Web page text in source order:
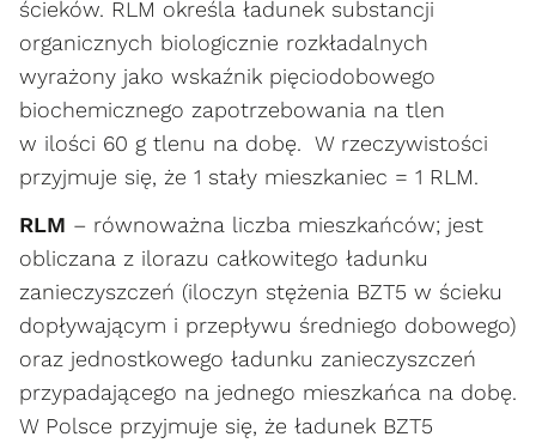
ścieków. RLM określa ładunek substancji
organicznych biologicznie rozkładalnych
wyrażony jako wskaźnik pięciodobowego
biochemicznego zapotrzebowania na tlen
w ilości 60 g tlenu na dobę. W rzeczywistości
przyjmuje się, że 1 stały mieszkaniec = 1 RLM.
RLM – równoważna liczba mieszkańców; jest
obliczana z ilorazu całkowitego ładunku
zanieczyszczeń (iloczyn stężenia BZT5 w ścieku
dopływającym i przepływu średniego dobowego)
oraz jednostkowego ładunku zanieczyszczeń
przypadającego na jednego mieszkańca na dobę.
W Polsce przyjmuje się, że ładunek BZT5